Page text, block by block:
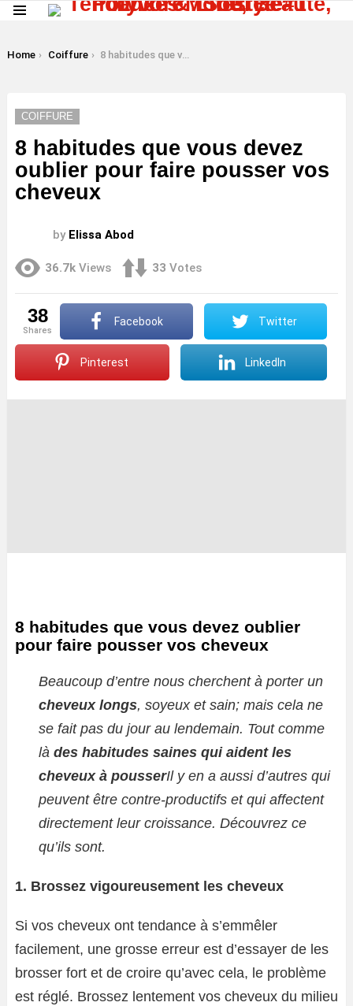
You are here:
Home Coiffure 8 habitudes que vous devez oublier pour faire pousser vos cheveux
COIFFURE
8 habitudes que vous devez
oublier pour faire pousser vos
cheveux
by Elissa Abod
36.7k Views 33 Votes
38
shares
Facebook Twitter
Pinterest LinkedIn
8 habitudes que vous devez oublier
pour faire pousser vos cheveux
Beaucoup d’entre nous cherchent à porter un
cheveux longs, soyeux et sain; mais cela ne
se fait pas du jour au lendemain. Tout comme
là des habitudes saines qui aident les
cheveux à pousserIl y en a aussi d’autres qui
peuvent être contre-productifs et qui affectent
directement leur croissance. Découvrez ce
qu’ils sont.
1. Brossez vigoureusement les cheveux
Si vos cheveux ont tendance à s’emmêler
facilement, une grosse erreur est d’essayer de les
brosser fort et de croire qu’avec cela, le problème
est réglé. Brossez lentement vos cheveux du milieu